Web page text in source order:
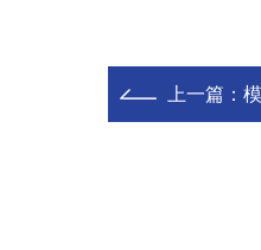
上一篇：